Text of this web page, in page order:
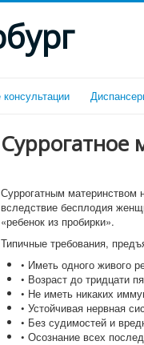
Суррогатное
Суррогатным материнством
вследствие бесплодия
«ребенок из пробирки».
Типичные требования,
• Иметь одного живого
• Возраст до тридцати
• Не иметь никаких
• Устойчивая нервная
• Без судимостей и
• Осознание всех